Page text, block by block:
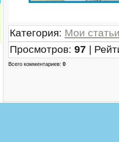
Категория: Мои
Просмотров: 97 |
Всего комментариев: 0